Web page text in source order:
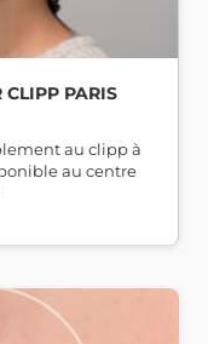
CLIPP PARIS
au clipp à
au centre